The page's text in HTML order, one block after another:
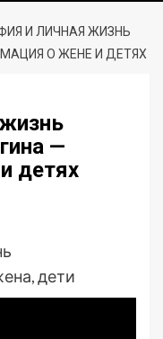
И ЛИЧНАЯ ЖИЗНЬ
О ЖЕНЕ И ДЕТЯХ
—
детях